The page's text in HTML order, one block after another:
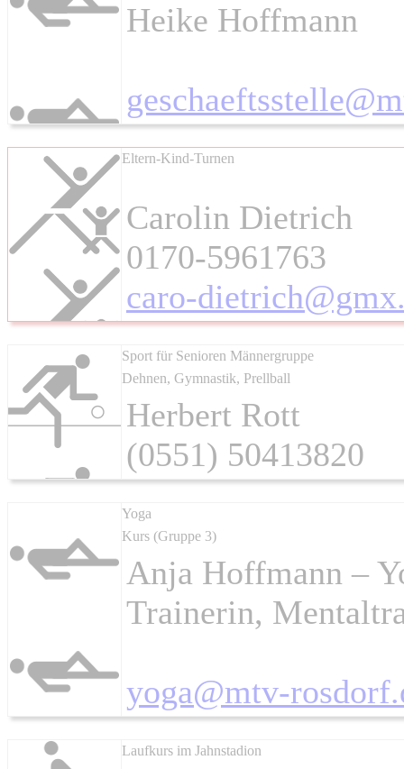
Heike Hoffmann
Eltern-Kind-Turnen
Carolin Dietrich
0170-5961763
caro-
Sport für Senioren Männergruppe
Dehnen, Gymnastik, Prellball
Herbert Rott
(0551) 50413820
Yoga
Kurs (Gruppe 3)
Anja Hoffmann –
Trainerin,
yoga@mtv-
Laufkurs im Jahnstadion